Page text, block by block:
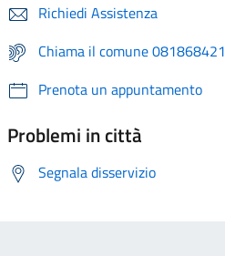
Richiedi Assistenza
Chiama il comune
Prenota un appuntamento
Problemi in città
Segnala disservizio